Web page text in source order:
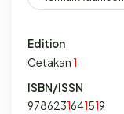
Edition
Cetakan 1
ISBN/ISSN
9786231641519